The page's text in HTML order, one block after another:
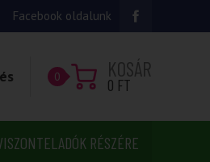
Facebook oldalunk
0 KOSÁR
0 FT
RÉSZÉRE